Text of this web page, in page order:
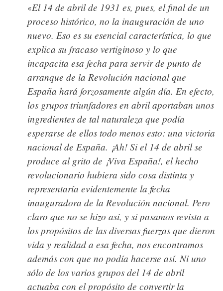
«El 14 de abril de 1931 es, pues, el final de un
proceso histórico, no la inauguración de uno
nuevo. Eso es su esencial característica, lo que
explica su fracaso vertiginoso y lo que
incapacita esa fecha para servir de punto de
arranque de la Revolución nacional que
España hará forzosamente algún día. En efecto,
los grupos triunfadores en abril aportaban unos
ingredientes de tal naturaleza que podía
esperarse de ellos todo menos esto: una victoria
nacional de España. ¡Ah! Si el 14 de abril se
produce al grito de ¡Viva España!, el hecho
revolucionario hubiera sido cosa distinta y
representaría evidentemente la fecha
inauguradora de la Revolución nacional. Pero
claro que no se hizo así, y si pasamos revista a
los propósitos de las diversas fuerzas que dieron
vida y realidad a esa fecha, nos encontramos
además con que no podía hacerse así. Ni uno
sólo de los varios grupos del 14 de abril
actuaba con el propósito de convertir la